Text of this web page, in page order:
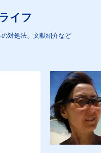
イフ
対処法、文献紹介など